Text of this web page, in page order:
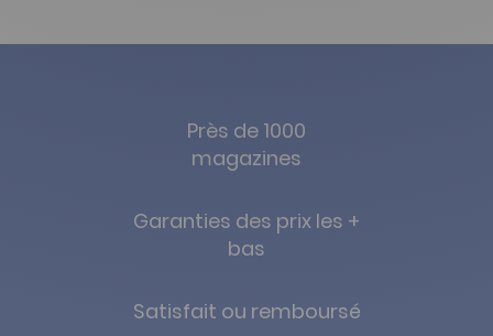
Près de 1000
magazines
Garanties des prix les +
bas
Satisfait ou remboursé